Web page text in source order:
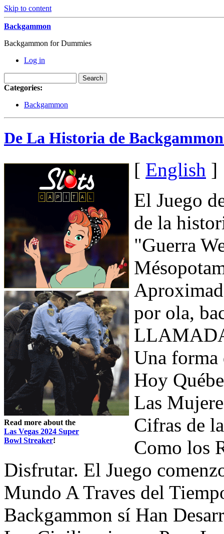
Skip to content
Backgammon
Backgammon for Dummies
Log in
Categories:
Backgammon
De La Historia de
Read more about the
Las Vegas 2024 Super
Bowl Streaker!
[ English ]
El Juego
de la
"Guerra
por ola,
Una forma
Hoy
Las
Cifras de
Como los
Disfrutar. El Juego
Mundo A Traves del
Backgammon sí Han